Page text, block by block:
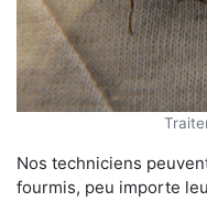
Nos techniciens
fourmis, peu importe